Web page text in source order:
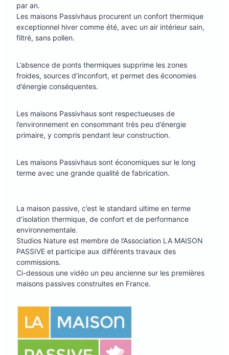
par an.
Les maisons Passivhaus procurent un confort thermique
exceptionnel hiver comme été, avec un air intérieur sain,
filtré, sans pollen.
L’absence de ponts thermiques supprime les zones
froides, sources d’inconfort, et permet des économies
d’énergie conséquentes.
Les maisons Passivhaus sont respectueuses de
l’environnement en consommant très peu d’énergie
primaire, y compris pendant leur construction.
Les maisons Passivhaus sont économiques sur le long
terme avec une grande qualité de fabrication.
La maison passive, c’est le standard ultime en terme
d’isolation thermique, de confort et de performance
environnementale.
Studios Nature est membre de l’Association LA MAISON
PASSIVE et participe aux différents travaux des
commissions.
Ci-dessous une vidéo un peu ancienne sur les premières
maisons passives construites en France.